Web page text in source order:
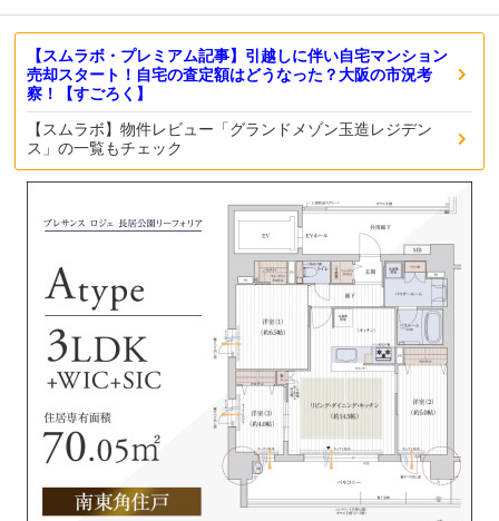
【スムラボ・プレミアム記事】引越しに伴い自宅マンション
売却スタート！自宅の査定額はどうなった？大阪の市況考
察！【すごろく】
【スムラボ】物件レビュー「グランドメゾン玉造レジデン
ス」の一覧もチェック